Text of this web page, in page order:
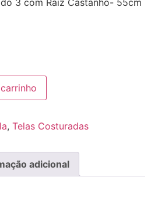
, Telas Costuradas
adicional